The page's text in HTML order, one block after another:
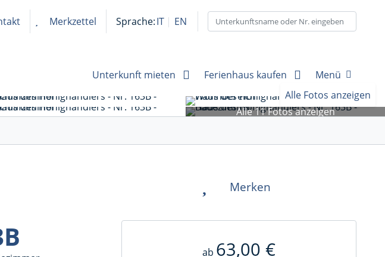
Merkzettel Sprache:IT EN
Unterkunft mieten Ferienhaus kaufen Menü
Alle 11 Fotos anzeigen
Alle Fotos anzeigen
Merken
ab 63,00 €